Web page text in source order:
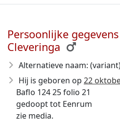
Persoonlijke
Cleveringa
Alternatieve naam:
Hij is geboren op 22
Baflo 124 25 folio 21
gedoopt tot Eenrum
zie media.